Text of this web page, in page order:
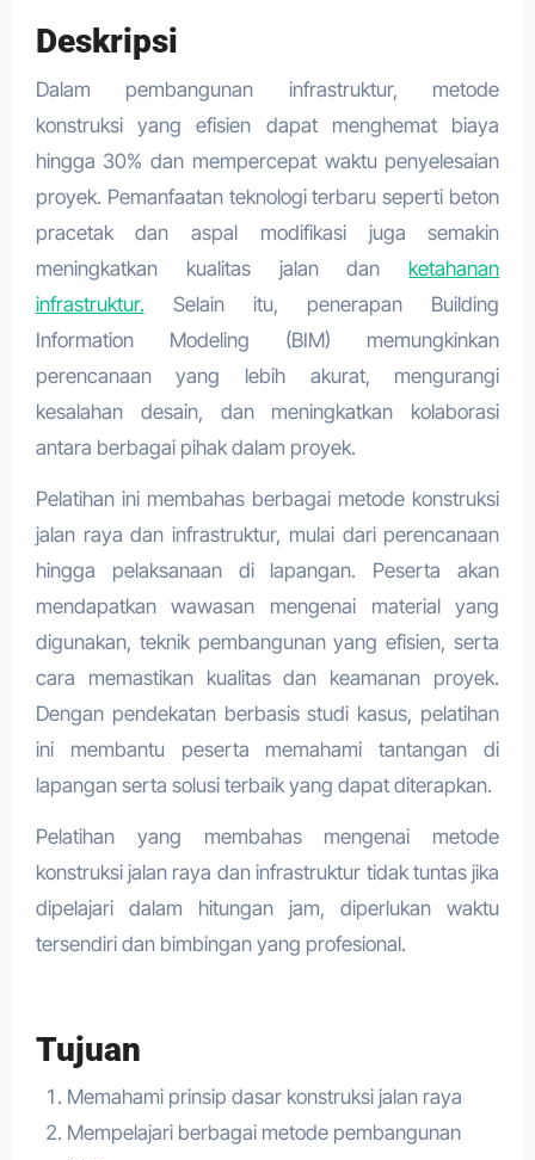
Deskripsi
Dalam pembangunan infrastruktur, metode
konstruksi yang efisien dapat menghemat biaya
hingga 30% dan mempercepat waktu penyelesaian
proyek. Pemanfaatan teknologi terbaru seperti beton
pracetak dan aspal modifikasi juga semakin
meningkatkan kualitas jalan danketahanan
infrastruktur. Selain itu, penerapan Building
Information Modeling (BIM) memungkinkan
perencanaan yang lebih akurat, mengurangi
kesalahan desain, dan meningkatkan kolaborasi
antara berbagai pihak dalam proyek.
Pelatihan ini membahas berbagai metode konstruksi
jalan raya dan infrastruktur, mulai dari perencanaan
hingga pelaksanaan di lapangan. Peserta akan
mendapatkan wawasan mengenai material yang
digunakan, teknik pembangunan yang efisien, serta
cara memastikan kualitas dan keamanan proyek.
Dengan pendekatan berbasis studi kasus, pelatihan
ini membantu peserta memahami tantangan di
lapangan serta solusi terbaik yang dapat diterapkan.
Pelatihan yang membahas mengenai metode
konstruksi jalan raya dan infrastruktur tidak tuntas jika
dipelajari dalam hitungan jam, diperlukan waktu
tersendiri dan bimbingan yang profesional.
Tujuan
Memahami prinsip dasar konstruksi jalan raya
Mempelajari berbagai metode pembangunan